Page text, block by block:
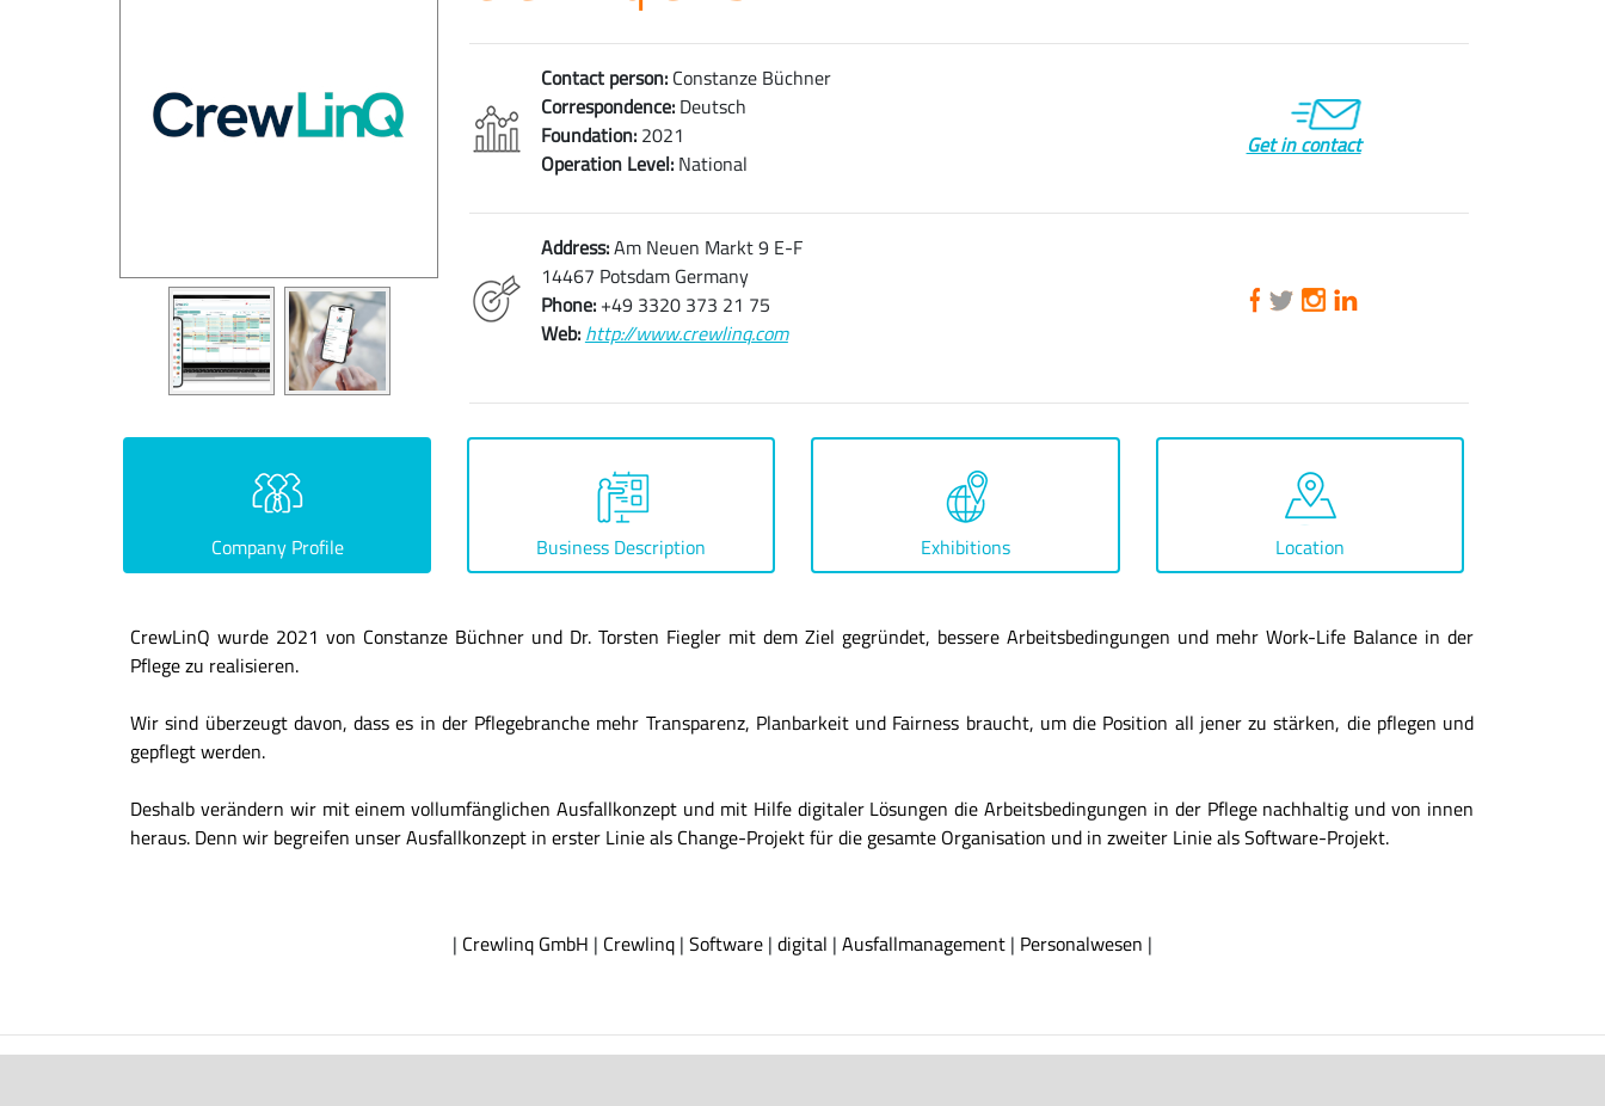
Contact person:Constanze Büchner
Correspondence:Deutsch
Foundation:2021
Operation Level:National
Get in contact
Address:Am Neuen Markt 9 E-F
14467 Potsdam Germany
Phone:+49 3320 373 21 75
Web: http://www.crewlinq.com
Company Profile Business Description Exhibitions Location
CrewLinQ wurde 2021 von Constanze Büchner und Dr. Torsten Fiegler mit dem Ziel gegründet, bessere Arbeitsbedingungen und mehr Work-Life Balance in der
Pflege zu realisieren.
Wir sind überzeugt davon, dass es in der Pflegebranche mehr Transparenz, Planbarkeit und Fairness braucht, um die Position all jener zu stärken, die pflegen und
gepflegt werden.
Deshalb verändern wir mit einem vollumfänglichen Ausfallkonzept und mit Hilfe digitaler Lösungen die Arbeitsbedingungen in der Pflege nachhaltig und von innen
heraus. Denn wir begreifen unser Ausfallkonzept in erster Linie als Change-Projekt für die gesamte Organisation und in zweiter Linie als Software-Projekt.
| Crewlinq GmbH | Crewlinq | Software | digital | Ausfallmanagement | Personalwesen |